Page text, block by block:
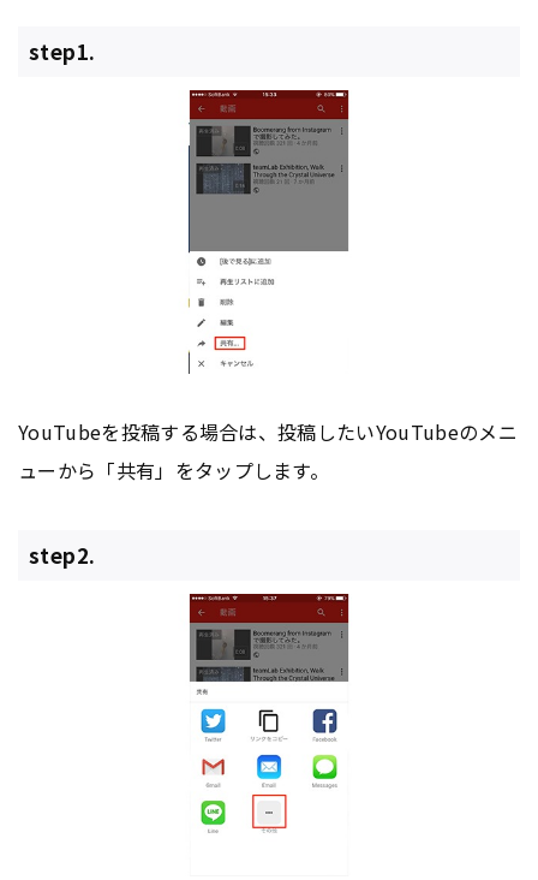
step1.
YouTubeを投稿する場合は、投稿したいYouTubeのメニ
ューから「共有」をタップします。
step2.